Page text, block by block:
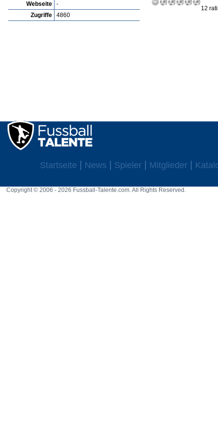
Webseite
-
Zugriffe
4860
12
Startseite News Spieler Mitglieder
Copyright © 2006 - 2026 Fussball-Talente.com. All Rights Reserved.